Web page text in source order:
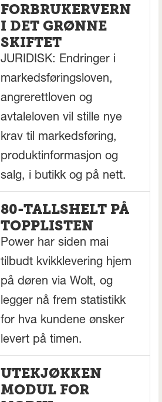
FORBRUKERVERN
I DET GRØNNE
SKIFTET
JURIDISK: Endringer i
markedsføringsloven,
angrerettloven og
avtaleloven vil stille nye
krav til markedsføring,
produktinformasjon og
salg, i butikk og på nett.
80-TALLSHELT PÅ
TOPPLISTEN
Power har siden mai
tilbudt kvikklevering hjem
på døren via Wolt, og
legger nå frem statistikk
for hva kundene ønsker
levert på timen.
UTEKJØKKEN
MODUL FOR